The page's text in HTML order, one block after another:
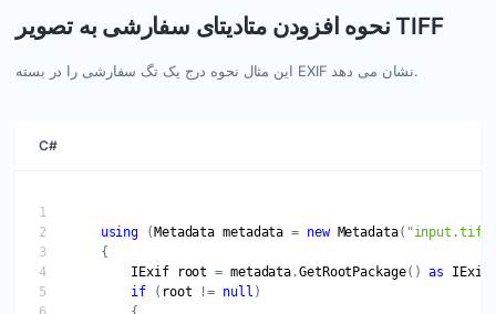
نحوه افزودن متادیتای سفارشی به تصویر TIFF
این مثال نحوه درج یک تگ سفارشی را در بسته EXIF ​​نشان می دهد.
C#
using ( Metadata metadata = new Metadata(
IExif
root = metadata .GetRootPackage() as
IExif
if ( root != null